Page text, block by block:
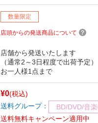
数量限定
店頭からの発送商品について
店舗から発送いたします
（通常2～3日程度で出荷予定）
お一人様1点まで
¥0(税込)
送料グループ：
BD/DVD/音
送料無料キャンペーン適用中